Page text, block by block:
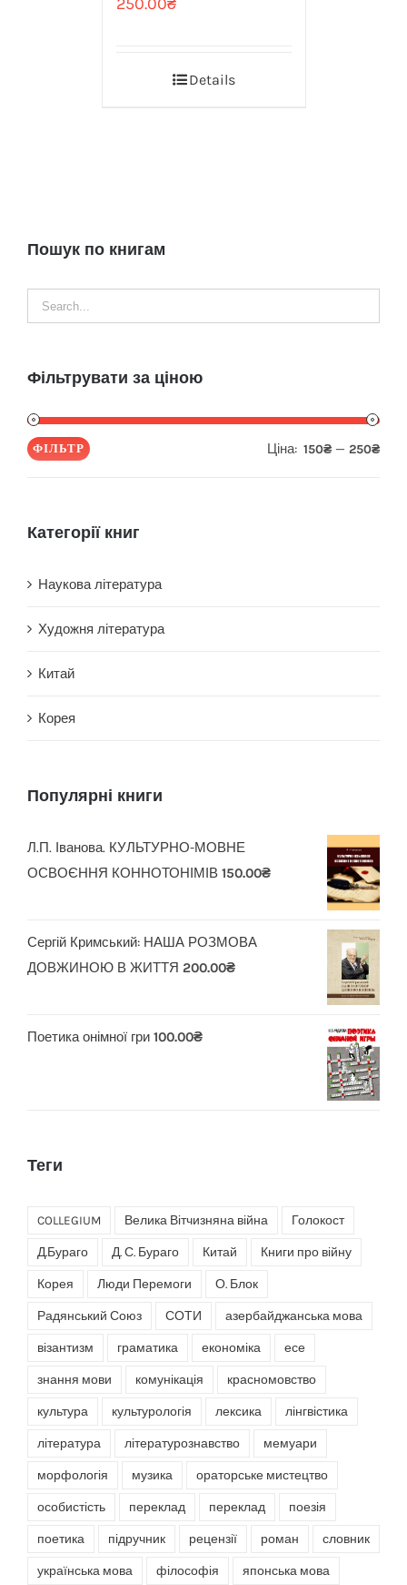
Details
Пошук по книгам
Фільтрувати за ціною
ФІЛЬТР Ціна: 150₴ — 250₴
Категорії книг
Наукова література
Художня література
Китай
Корея
Популярні книги
Л.П. Іванова. КУЛЬТУРНО-МОВНЕ
ОСВОЄННЯ КОННОТОНІМІВ 150.00₴
Сергій Кримський: НАША РОЗМОВА
ДОВЖИНОЮ В ЖИТТЯ 200.00₴
Поетика онімної гри 100.00₴
Теги
COLLEGIUM Велика Вітчизняна війна Голокост
Д.Бураго Д. С. Бураго Китай Книги про війну
Корея Люди Перемоги О. Блок
Радянський Союз СОТИ азербайджанська мова
візантизм граматика економіка есе
знання мови комунікація красномовство
культура культурологія лексика лінгвістика
література літературознавство мемуари
морфологія музика ораторське мистецтво
особистість переклад переклад поезія
поетика підручник рецензії роман словник
українська мова філософія японська мова